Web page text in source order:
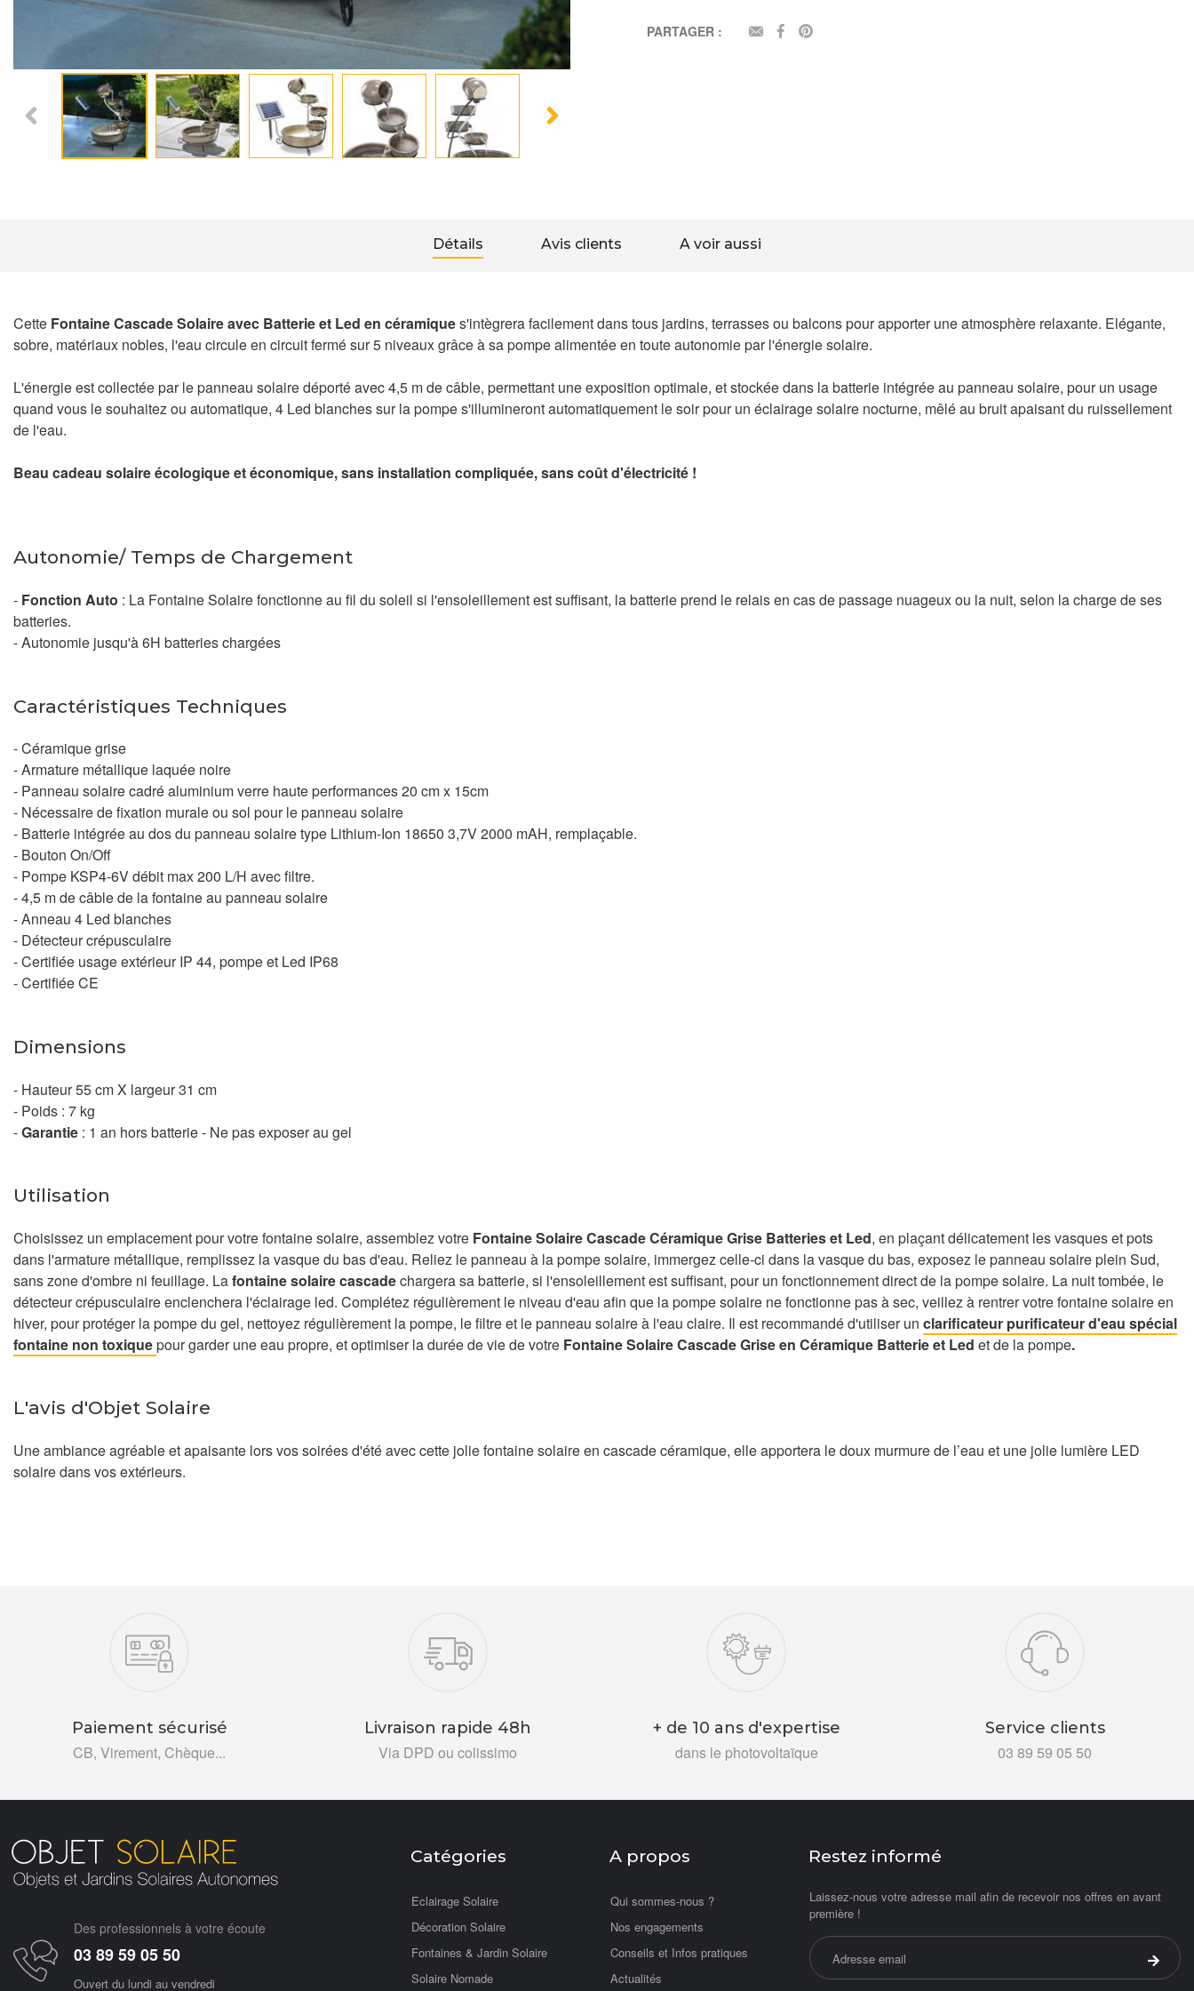
PARTAGER : EMAILFACEBOOK
Détails Avis clients A voir aussi
Cette Fontaine Cascade Solaireavec Batterie et Led en céramiques'intègrera facilement dans tous jardins, terrasses ou balcons pour apporter une atmosphère relaxante. Elégante,
sobre, matériaux nobles, l'eau circule en circuit fermé sur 5 niveaux grâce à sa pompe alimentée en toute autonomie par l'énergie solaire.
L'énergie est collectée par le panneau solaire déporté avec 4,5 m de câble, permettant une exposition optimale, et stockée dans la batterie intégrée au panneau solaire, pour un usage
quand vous le souhaitez ou automatique, 4 Led blanches sur la pompe s'illumineront automatiquement le soir pour un éclairage solaire nocturne, mêlé au bruit apaisant du ruissellement
de l'eau.
Beau cadeau solaire écologique et économique, sans installation compliquée, sans coût d'électricité !
Autonomie/ Temps de Chargement
- Fonction Auto : La Fontaine Solaire fonctionne au fil du soleil si l'ensoleillement est suffisant, la batterie prend le relais en cas de passage nuageux ou la nuit, selon la charge de ses
batteries.
- Autonomie jusqu'à 6H batteries chargées
Caractéristiques Techniques
- Céramique grise
- Armature métallique laquée noire
- Panneau solaire cadré aluminium verre haute performances 20 cm x 15cm
- Nécessaire de fixation murale ou sol pour le panneau solaire
- Batterie intégrée au dos du panneau solaire type Lithium-Ion 18650 3,7V 2000 mAH, remplaçable.
- Bouton On/Off
- Pompe KSP4-6V débit max 200 L/H avec filtre.
- 4,5 m de câble de la fontaine au panneau solaire
- Anneau 4 Led blanches
- Détecteur crépusculaire
- Certifiée usage extérieur IP 44, pompe et Led IP68
- Certifiée CE
Dimensions
- Hauteur 55 cm X largeur 31 cm
- Poids : 7 kg
-Garantie : 1 an hors batterie - Ne pas exposer au gel
Utilisation
Choisissez un emplacement pour votre fontaine solaire, assemblez votre Fontaine Solaire Cascade Céramique Grise Batteries et Led, en plaçant délicatement les vasques et pots
dans l'armature métallique, remplissez la vasque du bas d'eau. Reliez le panneau à la pompe solaire, immergez celle-ci dans la vasque du bas, exposez le panneau solaire plein Sud,
sans zone d'ombre ni feuillage. Lafontaine solaire cascadechargera sa batterie, si l'ensoleillement est suffisant, pour un fonctionnement direct de la pompe solaire. La nuit tombée, le
détecteur crépusculaire enclenchera l'éclairage led. Complétez régulièrement le niveau d'eau afin que la pompe solaire ne fonctionne pas à sec, veillez à rentrer votre fontaine solaire en
hiver, pour protéger la pompe du gel, nettoyez régulièrement la pompe, le filtre et le panneau solaire à l'eau claire. Il est recommandé d'utiliser un clarificateur purificateur d'eau spécial
fontaine non toxiquepour garder une eau propre, et optimiser la durée de vie de votre Fontaine Solaire Cascade Grise en Céramique Batterie et Led et de la pompe.
L'avis d'Objet Solaire
Une ambiance agréable et apaisante lors vos soirées d'été avec cette jolie fontaine solaire en cascade céramique, elle apportera le doux murmure de l’eau et une jolie lumière LED
solaire dans vos extérieurs.
Paiement sécurisé
CB, Virement, Chèque...
Livraison rapide 48h
Via DPD ou colissimo
+ de 10 ans d'expertise
dans le photovoltaïque
Service clients
03 89 59 05 50
Des professionnels à votre écoute
03 89 59 05 50
Ouvert du lundi au vendredi
Catégories
Eclairage Solaire
Décoration Solaire
Fontaines & Jardin Solaire
Solaire Nomade
A propos
Qui sommes-nous ?
Nos engagements
Conseils et Infos pratiques
Actualités
Restez informé
Laissez-nous votre adresse mail afin de recevoir nos offres en avant
première !
Adresse email
Valider